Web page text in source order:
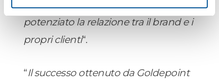
iscrizioni e ricavi, ma ha anche
potenziato la relazione tra il brand e i
propri clienti“.
“Il successo ottenuto da Goldepoint